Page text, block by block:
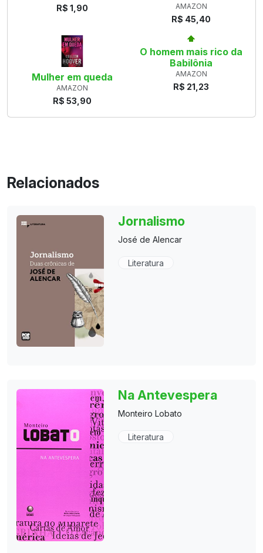
R$ 1,90 AMAZON
R$ 45,40
Mulher em queda
AMAZON
R$ 53,90
O homem mais rico da
Babilônia
AMAZON
R$ 21,23
Relacionados
Jornalismo
José de Alencar
Literatura
Na Antevespera
Monteiro Lobato
Literatura